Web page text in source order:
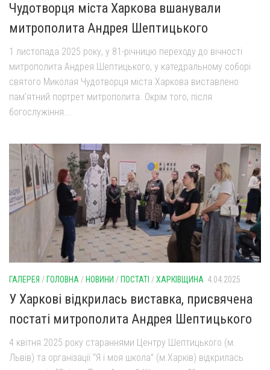
Чудотворця міста Харкова вшанували
митрополита Андрея Шептицького
1 листопада 2025 року, у 81-річницю переходу до вічності
митрополита Андрея Шептицького, у катедральному соборі
святого Миколая Чудотворця міста Харкова виставлено
пам’ятний портрет митрополита. Окрім того, після
богослужіння...
ГАЛЕРЕЯ / ГОЛОВНА / НОВИНИ / ПОСТАТІ /ХАРКІВЩИНА 4.04.2025
У Харкові відкрилась виставка, присвячена
постаті митрополита Андрея Шептицького
4 квітня 2025 року стараннями Центру Шептицького (м.
Львів) та організації “Я і моя школа” (м.Харків) відкрилась